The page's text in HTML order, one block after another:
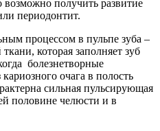
возможно получить развитие
периодонтит.
процессом в пульпе зуба –
которая заполняет зуб
болезнетворные
очага в полость
сильная пульсирующая
половине челюсти и в